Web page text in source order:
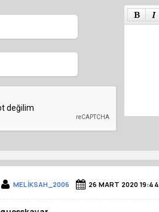
MELIKSAH_2006 26 MART 2020 19:44